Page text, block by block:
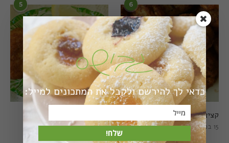
5
קציצות כרישה טבעוניות
מושלמות
20 במרץ 2018
6
קציצות כרישה מושלמות
15 במרץ 2018
כדאי לך להירשם ולקבל את המתכונים למייל:
שלח!